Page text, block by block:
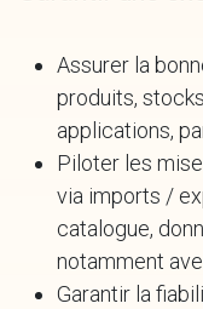
Assurer la
produits,
applications,
Piloter les
via imports /
catalogue,
notamment
Garantir la